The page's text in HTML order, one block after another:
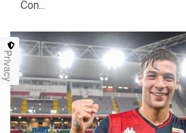
Con...
Privacy